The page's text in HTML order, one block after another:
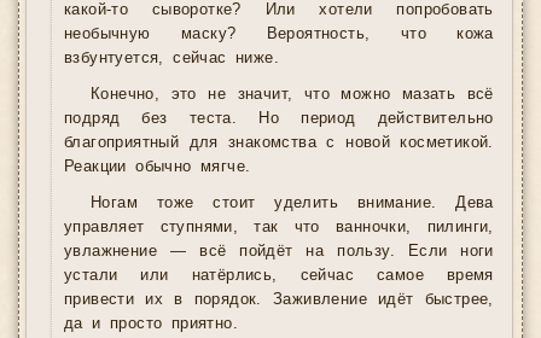
какой-то сыворотке? Или хотели попробовать
необычную маску? Вероятность, что кожа
взбунтуется, сейчас ниже.
Конечно, это не значит, что можно мазать всё
подряд без теста. Но период действительно
благоприятный для знакомства с новой косметикой.
Реакции обычно мягче.
Ногам тоже стоит уделить внимание. Дева
управляет ступнями, так что ванночки, пилинги,
увлажнение — всё пойдёт на пользу. Если ноги
устали или натёрлись, сейчас самое время
привести их в порядок. Заживление идёт быстрее,
да и просто приятно.